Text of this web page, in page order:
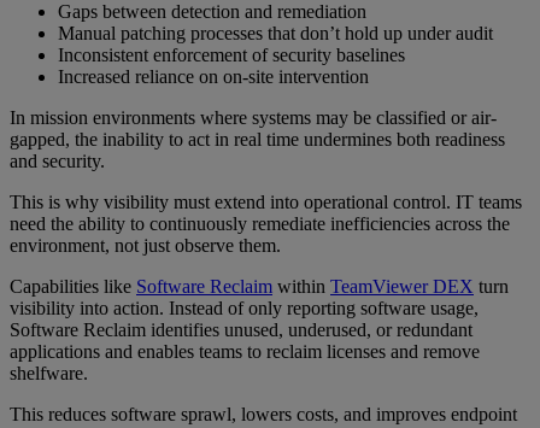
Gaps between detection and remediation
Manual patching processes that don’t hold up under audit
Inconsistent enforcement of security baselines
Increased reliance on on-site intervention
In mission environments where systems may be classified or air-
gapped, the inability to act in real time undermines both readiness
and security.
This is why visibility must extend into operational control. IT teams
need the ability to continuously remediate inefficiencies across the
environment, not just observe them.
Capabilities like Software Reclaim within TeamViewer DEX turn
visibility into action. Instead of only reporting software usage,
Software Reclaim identifies unused, underused, or redundant
applications and enables teams to reclaim licenses and remove
shelfware.
This reduces software sprawl, lowers costs, and improves endpoint